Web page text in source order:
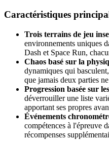
Caractéristiques
Trois terrains de jeu
environnements uniques
Dash et Space Run,
Chaos basé sur la
dynamiques qui
que jamais deux parties
Progression basée sur
déverrouiller une liste
apportant ses propres
Événements
compétences à l'épreuve
récompenses